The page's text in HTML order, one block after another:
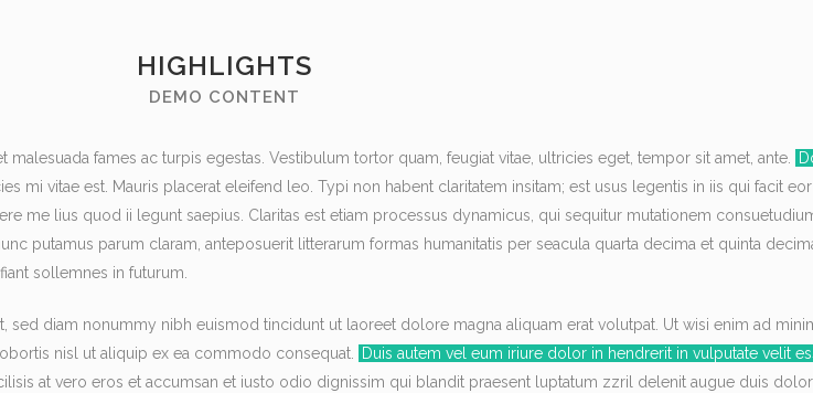
HIGHLIGHTS
DEMO CONTENT
malesuada fames ac turpis egestas. Vestibulum tortor quam, feugiat vitae, ultricies eget, tempor sit amet, ante.
mi vitae est. Mauris placerat eleifend leo. Typi non habent claritatem insitam; est usus legentis in iis qui facit
me lius quod ii legunt saepius. Claritas est etiam processus dynamicus, qui sequitur mutationem
putamus parum claram, anteposuerit litterarum formas humanitatis per seacula quarta decima et quinta
sollemnes in futurum.
sed diam nonummy nibh euismod tincidunt ut laoreet dolore magna aliquam erat volutpat. Ut wisi enim ad
nisl ut aliquip ex ea commodo consequat.
Duis autem vel eum iriure dolor in hendrerit in vulputate velit
at vero eros et accumsan et iusto odio dignissim qui blandit praesent luptatum zzril delenit augue duis